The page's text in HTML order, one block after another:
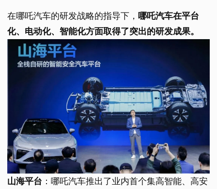
在哪吒汽车的研发战略的指导下， 哪吒汽车在平台
化、电动化、智能化方面取得了突出的研发成果。
山海平台 ：哪吒汽车推出了业内首个集高智能、高安